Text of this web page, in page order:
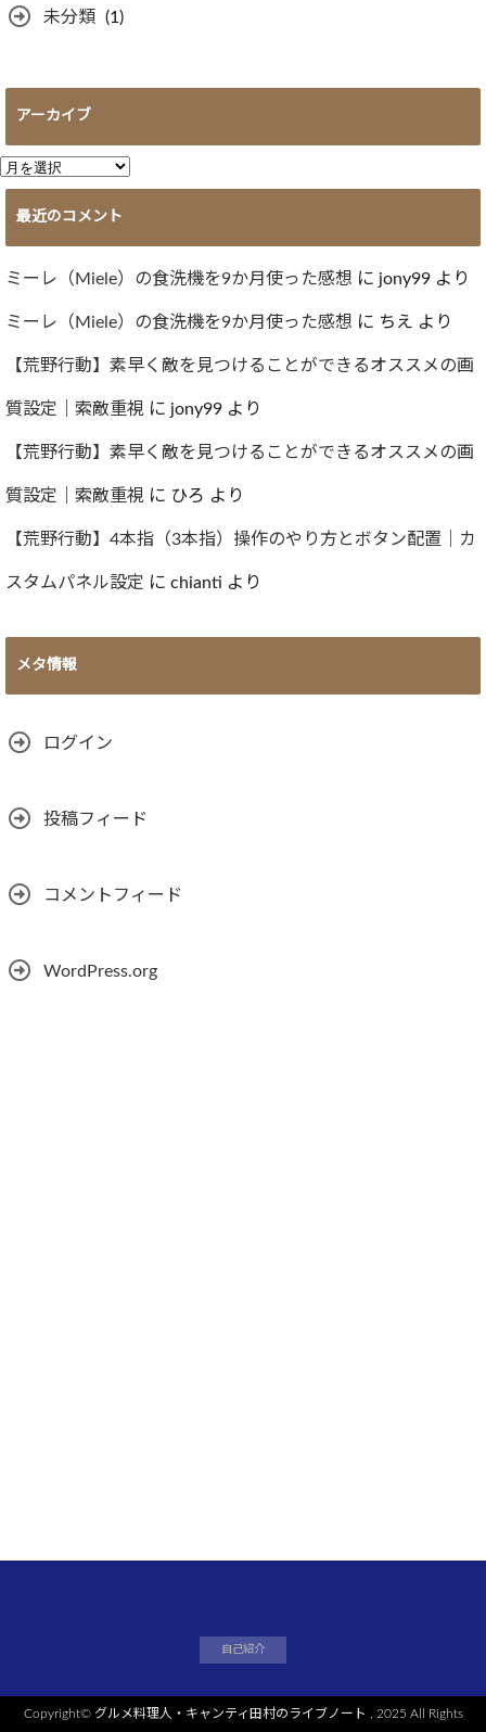
未分類 (1)
アーカイブ
ア
ー
イ
ブ
最近のコメント
ミーレ（Miele）の食洗機を9か月使った感想 に jony99 より
ミーレ（Miele）の食洗機を9か月使った感想 に ちえ より
【荒野行動】素早く敵を見つけることができるオススメの画
質設定｜索敵重視 に jony99 より
【荒野行動】素早く敵を見つけることができるオススメの画
質設定｜索敵重視 に ひろ より
【荒野行動】4本指（3本指）操作のやり方とボタン配置｜カ
スタムパネル設定 に chianti より
メタ情報
ログイン
投稿フィード
コメントフィード
WordPress.org
自己紹介
Copyright© グルメ料理人・キャンティ田村のライブノート
, 2025 All Rights